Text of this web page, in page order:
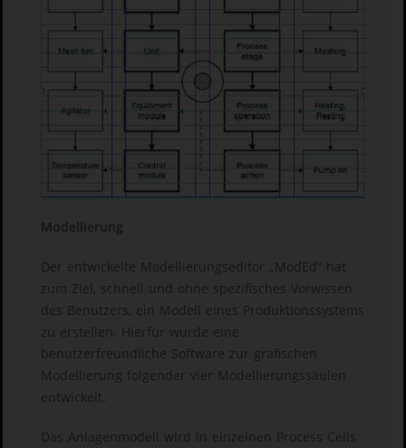
Modellierung
Der entwickelte Modellierungseditor „ModEd“ hat
zum Ziel, schnell und ohne spezifisches Vorwissen
des Benutzers, ein Modell eines Produktionssystems
zu erstellen. Hierfür wurde eine
benutzerfreundliche Software zur grafischen
Modellierung folgender vier Modellierungssäulen
entwickelt.
Das Anlagenmodell wird in einzelnen Process Cells